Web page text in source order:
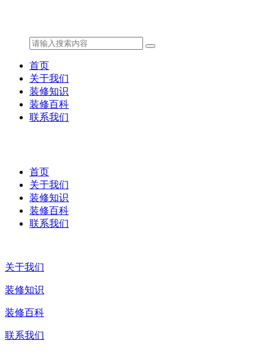
首页
关于我们
装修知识
装修百科
联系我们
首页
关于我们
装修知识
装修百科
联系我们
关于我们
装修知识
装修百科
联系我们